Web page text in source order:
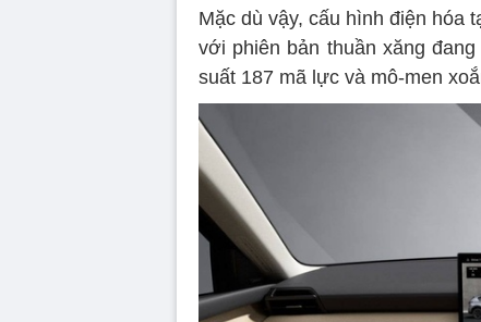
Mặc dù vậy, cấu hình điện hóa
với phiên bản thuần xăng
suất 187 mã lực và mô-men